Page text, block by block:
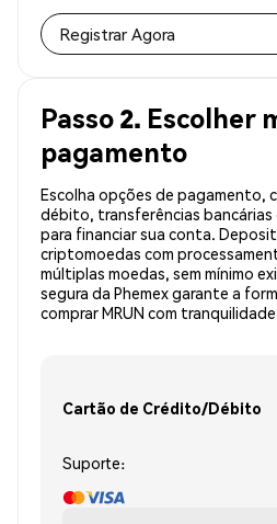
Registrar Agora
Passo 2. Escolher
pagamento
Escolha opções de pagamento,
débito, transferências
para financiar sua conta.
criptomoedas com
múltiplas moedas, sem mínimo
segura da Phemex garante a
comprar MRUN com
Cartão de Crédito/Débito
Suporte: